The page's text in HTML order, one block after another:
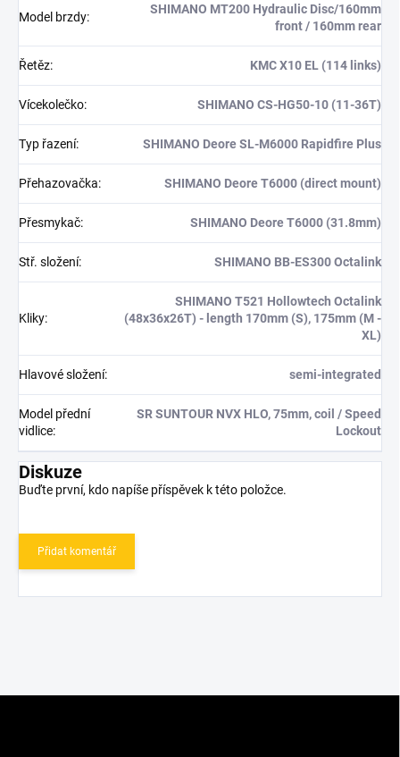
Model brzdy:
SHIMANO MT200 Hydraulic Disc/160mm
front / 160mm rear
Řetěz: KMC X10 EL (114 links)
Vícekolečko: SHIMANO CS-HG50-10 (11-36T)
Typ řazení: SHIMANO Deore SL-M6000 Rapidfire Plus
Přehazovačka: SHIMANO Deore T6000 (direct mount)
Přesmykač: SHIMANO Deore T6000 (31.8mm)
Stř. složení: SHIMANO BB-ES300 Octalink
Kliky:
SHIMANO T521 Hollowtech Octalink
(48x36x26T) - length 170mm (S), 175mm (M -
XL)
Hlavové složení: semi-integrated
Model přední
vidlice:
SR SUNTOUR NVX HLO, 75mm, coil / Speed
Lockout
Diskuze
Buďte první, kdo napíše příspěvek k této položce.
Přidat komentář